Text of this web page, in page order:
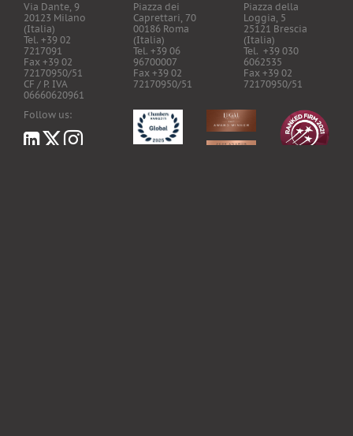
Via Dante, 9
20123 Milano
(Italia)
Tel. +39 02
7217091
Fax +39 02
72170950/51
CF / P. IVA
06660620961
Piazza dei
Caprettari, 70
00186 Roma
(Italia)
Tel. +39 06
96700007
Fax +39 02
72170950/51
Piazza della
Loggia, 5
25121 Brescia
(Italia)
Tel. +39 030
6062535
Fax +39 02
72170950/51
Follow us: